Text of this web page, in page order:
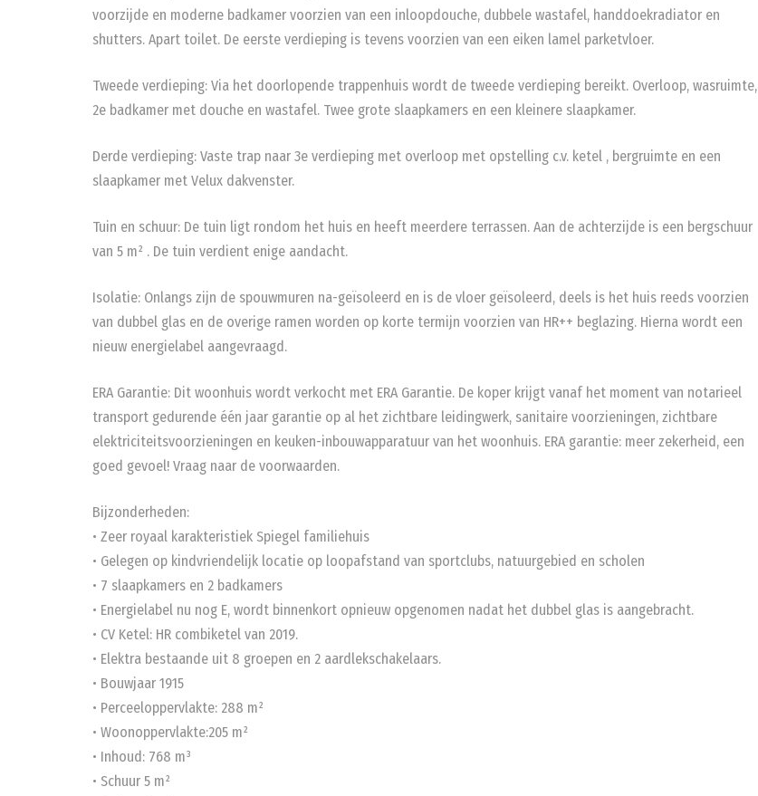
voorzijde en moderne badkamer voorzien van een inloopdouche, dubbele wastafel, handdoekradiator en
shutters. Apart toilet. De eerste verdieping is tevens voorzien van een eiken lamel parketvloer.
Tweede verdieping: Via het doorlopende trappenhuis wordt de tweede verdieping bereikt. Overloop, wasruimte,
2e badkamer met douche en wastafel. Twee grote slaapkamers en een kleinere slaapkamer.
Derde verdieping: Vaste trap naar 3e verdieping met overloop met opstelling c.v. ketel , bergruimte en een
slaapkamer met Velux dakvenster.
Tuin en schuur: De tuin ligt rondom het huis en heeft meerdere terrassen. Aan de achterzijde is een bergschuur
van 5 m² . De tuin verdient enige aandacht.
Isolatie: Onlangs zijn de spouwmuren na-geïsoleerd en is de vloer geïsoleerd, deels is het huis reeds voorzien
van dubbel glas en de overige ramen worden op korte termijn voorzien van HR++ beglazing. Hierna wordt een
nieuw energielabel aangevraagd.
ERA Garantie: Dit woonhuis wordt verkocht met ERA Garantie. De koper krijgt vanaf het moment van notarieel
transport gedurende één jaar garantie op al het zichtbare leidingwerk, sanitaire voorzieningen, zichtbare
elektriciteitsvoorzieningen en keuken-inbouwapparatuur van het woonhuis. ERA garantie: meer zekerheid, een
goed gevoel! Vraag naar de voorwaarden.
Bijzonderheden:
• Zeer royaal karakteristiek Spiegel familiehuis
• Gelegen op kindvriendelijk locatie op loopafstand van sportclubs, natuurgebied en scholen
• 7 slaapkamers en 2 badkamers
• Energielabel nu nog E, wordt binnenkort opnieuw opgenomen nadat het dubbel glas is aangebracht.
• CV Ketel: HR combiketel van 2019.
• Elektra bestaande uit 8 groepen en 2 aardlekschakelaars.
• Bouwjaar 1915
• Perceeloppervlakte: 288 m²
• Woonoppervlakte:205 m²
• Inhoud: 768 m³
• Schuur 5 m²